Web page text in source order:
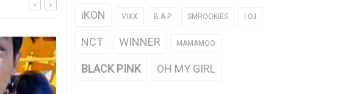
iKON VIXX B.A.P SMROOKIES I.O.I
NCT WINNER MAMAMOO
BLACK PINK OH MY GIRL